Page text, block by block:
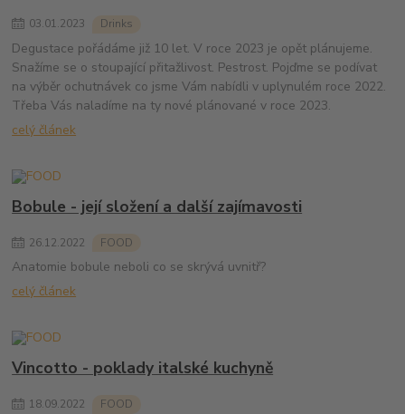
03.01.2023 Drinks
Degustace pořádáme již 10 let. V roce 2023 je opět plánujeme.
Snažíme se o stoupající přitažlivost. Pestrost. Pojďme se podívat
na výběr ochutnávek co jsme Vám nabídli v uplynulém roce 2022.
Třeba Vás naladíme na ty nové plánované v roce 2023.
celý článek
Bobule - její složení a další zajímavosti
26.12.2022 FOOD
Anatomie bobule neboli co se skrývá uvnitř?
celý článek
Vincotto - poklady italské kuchyně
18.09.2022 FOOD